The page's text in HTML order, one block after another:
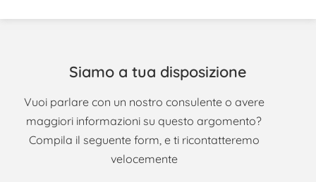
Siamo a tua disposizione
Vuoi parlare con un nostro consulente o avere
maggiori informazioni su questo argomento?
Compila il seguente form, e ti ricontatteremo
velocemente